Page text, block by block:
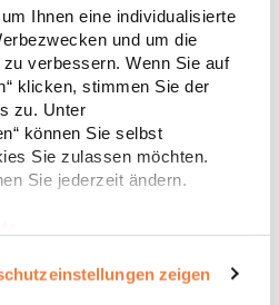
Ihnen eine individualisierte
und um die
verbessern. Wenn Sie auf
klicken, stimmen Sie der
zu. Unter
können Sie selbst
Sie zulassen möchten.
Sie jederzeit ändern.
zeigen
mit drei Knöpfen Ton-in-Ton
m²Materialzusammensetzung:
85% Baumwolle / 15% Polyester),
zur
Promodoro
Düsseldorf Deutschland
Versandkosten *